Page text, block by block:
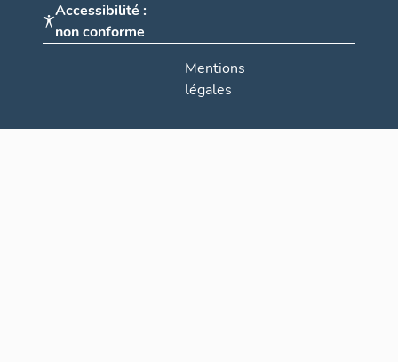
Accessibilité :
non conforme
Mentions
légales